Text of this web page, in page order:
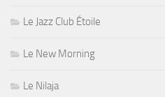
Le Jazz Club Étoile
Le New Morning
Le Nilaja